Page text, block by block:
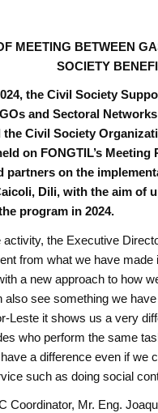
MEETING BETWEEN
SOCIETY
the Civil Society
and Sectoral
Civil Society
on FONGTIL’s
partners on the
Dili, with the aim of
program in 2024.
activity, the Executive
from what we have
a new approach to how
also see something we
Leste it shows us a very
who perform the same
a difference even if we
such as doing social
Coordinator, Mr. Eng.